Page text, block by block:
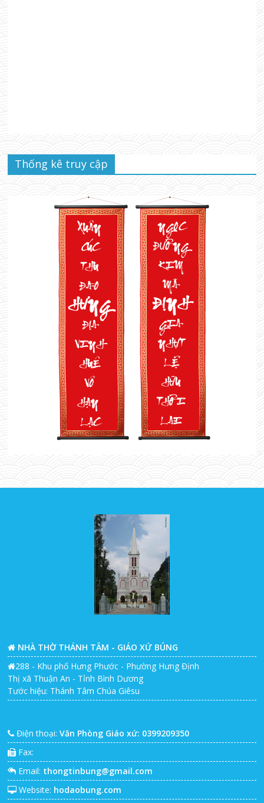
Thống kê truy cập
NHÀ THỜ THÁNH TÂM - GIÁO XỨ BÚNG
288 - Khu phố Hưng Phước - Phường Hưng Định
Thị xã Thuận An - Tỉnh Bình Dương
Tước hiệu: Thánh Tâm Chúa Giêsu
Điện thoại:Văn Phòng Giáo xứ: 0399209350
Fax:
Email: thongtinbung@gmail.com
Website: hodaobung.com